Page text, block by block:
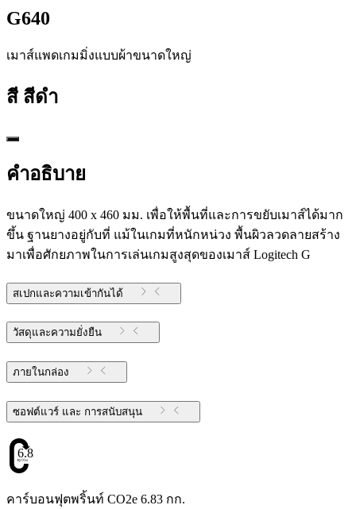
G640
เมาส์แพดเกมมิ่งแบบผ้าขนาดใหญ่
สี สีดำ
คำอธิบาย
ขนาดใหญ่ 400 x 460 มม. เพื่อให้พื้นที่และการขยับเมาส์ได้มาก
ขึ้น ฐานยางอยู่กับที่ แม้ในเกมที่หนักหน่วง พื้นผิวลวดลายสร้าง
มาเพื่อศักยภาพในการเล่นเกมสูงสุดของเมาส์ Logitech G
สเปกและความเข้ากันได้
วัสดุและความยั่งยืน
ภายในกล่อง
ซอฟต์แวร์ และ การสนับสนุน
6.83
คาร์บอนฟุตพริ้นท์ CO2e 6.83 กก.